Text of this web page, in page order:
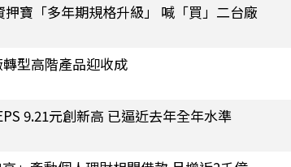
寶「多年期規格升級」 喊「買」二台廠
型高階產品迎收成
9.21元創新高 已逼近去年全年水準